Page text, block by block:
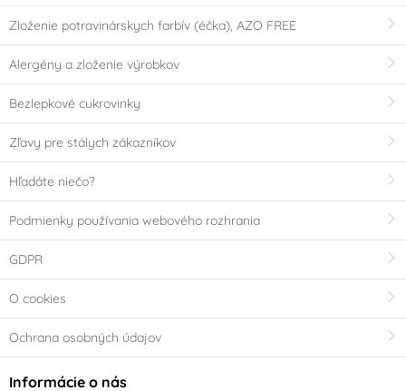
Zloženie potravinárskych farbív (éčka), AZO FREE
Alergény a zloženie výrobkov
Bezlepkové cukrovinky
Zľavy pre stálych zákazníkov
Hľadáte niečo?
Podmienky používania webového rozhrania
GDPR
O cookies
Ochrana osobných údajov
Informácie o nás